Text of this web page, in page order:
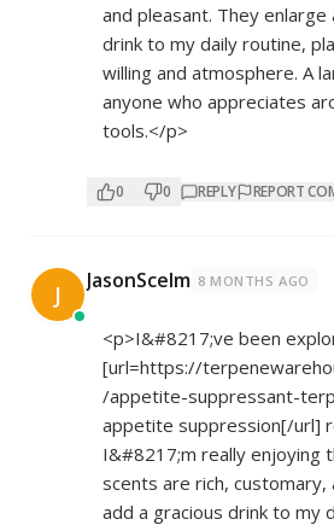
and pleasant. They enlarge
drink to my daily routine,
willing and atmosphere. A
anyone who appreciates
tools.</p>
0 0 REPLY REPORT
J JasonScelm 8 MONTHS AGO
<p>I&#8217;ve been
[url=https://
/appetite-suppressant-
appetite suppression[/url]
I&#8217;m really enjoying
scents are rich, customary,
add a gracious drink to my